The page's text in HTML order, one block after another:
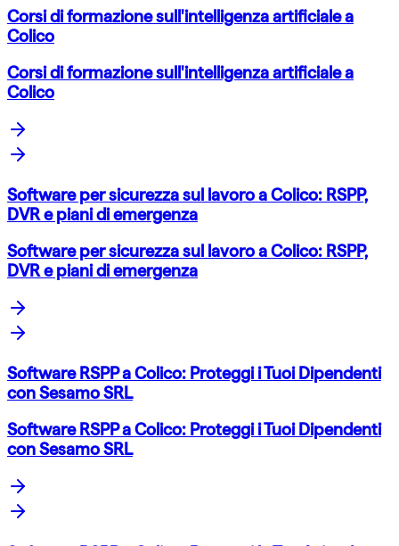
Corsi di formazione sull'intelligenza artificiale a
Colico
Corsi di formazione sull'intelligenza artificiale a
Colico
Software per sicurezza sul lavoro a Colico: RSPP,
DVR e piani di emergenza
Software per sicurezza sul lavoro a Colico: RSPP,
DVR e piani di emergenza
Software RSPP a Colico: Proteggi i Tuoi Dipendenti
con Sesamo SRL
Software RSPP a Colico: Proteggi i Tuoi Dipendenti
con Sesamo SRL